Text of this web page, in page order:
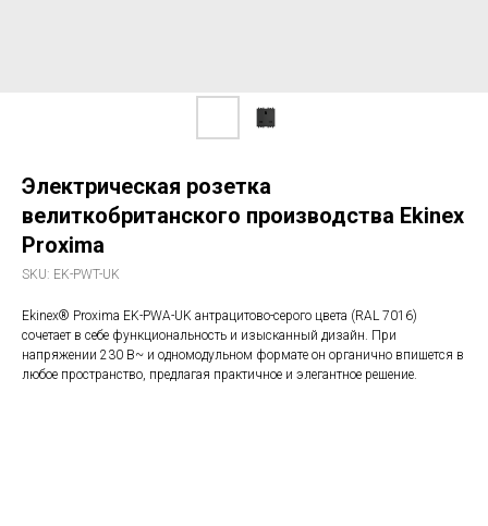
Электрическая розетка
велиткобританского производства Ekinex
Proxima
SKU: EK-PWT-UK
Ekinex® Proxima EK-PWA-UK антрацитово-серого цвета (RAL 7016)
сочетает в себе функциональность и изысканный дизайн. При
напряжении 230 В~ и одномодульном формате он органично впишется в
любое пространство, предлагая практичное и элегантное решение.